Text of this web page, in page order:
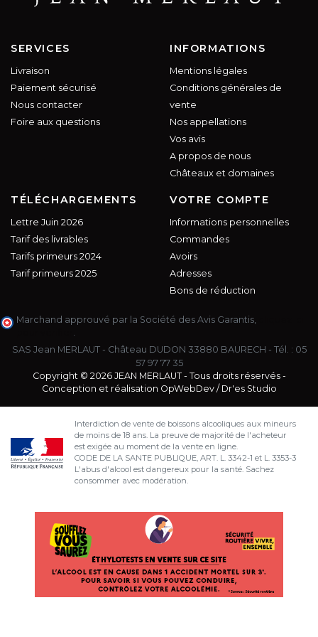
SERVICES
Livraison
Paiement sécurisé
Nous contacter
Foire aux questions
INFORMATIONS
Mentions légales
Conditions générales de
vente
Nos appellations
Vos avis
A propos de nous
Châteaux et domaines
TÉLÉCHARGEMENTS
Lettre Juin 2026
Tarif des livrables
Tarifs primeurs 2024
Tarif primeurs 2025
VOTRE COMPTE
Informations personnelles
Commandes
Avoirs
Adresses
Bons de réduction
Marchand approuvé par la Société des Avis Garantis,
.
SAS Jean MERLAUT - Château DUDON 33880 BAURECH - Tél. : 05
57 97 77 35
Copyright © 2026 JEAN MERLAUT - Tous droits réservés -
Conception et réalisation OpWebDev/ Dr'es Studio
Interdiction de vente de boissons alcooliques aux mineurs
de moins de 18 ans. La preuve de majorité de l'acheteur
est exigée au moment de la vente en ligne.
CODE DE LA SANTE PUBLIQUE, ART. L. 3342-1 et L. 3353-3
L'abus d'alcool est dangereux pour la santé. Sachez
consommer avec modération.